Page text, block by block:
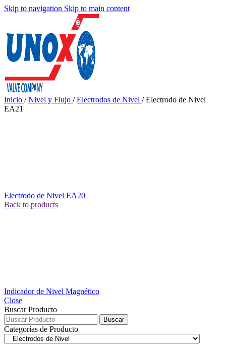
Skip to navigation Skip to main content
Inicio / Nivel y Flujo / Electrodos de Nivel / Electrodo de Nivel
EA21
Electrodo de Nivel EA20
Back to products
Indicador de Nivel Magnético
Close
Buscar Producto
Buscar
Categorías de Producto